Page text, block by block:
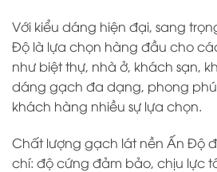
Với kiểu dáng hiện đại, sang
Độ là lựa chọn hàng đầu cho
như biệt thự, nhà ở, khách sạn,
dáng gạch đa dạng, phong
khách hàng nhiều sự lựa chọn.
Chất lượng gạch lát nền Ấn Độ
chí: độ cứng đảm bảo, chịu lực